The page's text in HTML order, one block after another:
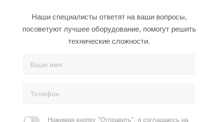
Наши специалисты ответят на ваши вопросы,
посоветуют лучшее оборудование, помогут решить
технические сложности.
Нажимая кнопку "Отправить", я соглашаюсь на